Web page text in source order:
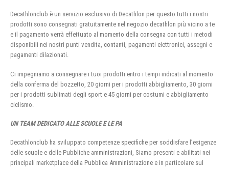
Decathlonclub è un servizio esclusivo di Decathlon per questo tutti i nostri
prodotti sono consegnati gratuitamente nel negozio decathlon più vicino a te
e il pagamento verrà effettuato al momento della consegna con tutti i metodi
disponibili nei nostri punti vendita, contanti, pagamenti elettronici, assegni e
pagamenti dilazionati.
Ci impegniamo a consegnare i tuoi prodotti entro i tempi indicati al momento
della conferma del bozzetto, 20 giorni per i prodotti abbigliamento, 30 giorni
per i prodotti sublimati degli sport e 45 giorni per costumi e abbigliamento
ciclismo.
UN TEAM DEDICATO ALLE SCUOLE E LE PA
Decathlonclub ha sviluppato competenze specifiche per soddisfare l’esigenze
delle scuole e delle Pubbliche amministrazioni, Siamo presenti e abilitati nei
principali marketplace della Pubblica Amministrazione e in particolare sul